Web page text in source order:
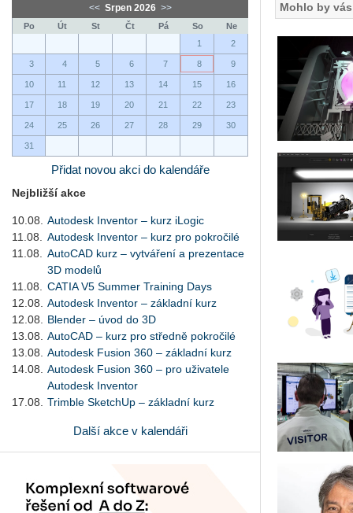
<< Srpen 2026 >>
Po Út St Čt Pá So
Ne
1
2
3 4 5 6 7 8 9
10 11 12 13 14 15 16
17 18 19 20 21 22 23
24 25 26 27 28 29 30
31
Přidat novou akci do kalendáře
Nejbližší akce
10.08.
Autodesk Inventor – kurz iLogic
11.08.
Autodesk Inventor – kurz pro pokročilé
11.08.
AutoCAD kurz – vytváření a prezentace
3D modelů
11.08.
CATIA V5 Summer Training Days
12.08.
Autodesk Inventor – základní kurz
12.08.
Blender – úvod do 3D
13.08.
AutoCAD – kurz pro středně pokročilé
13.08.
Autodesk Fusion 360 – základní kurz
14.08.
Autodesk Fusion 360 – pro uživatele
Autodesk Inventor
17.08.
Trimble SketchUp – základní kurz
Další akce v kalendáři
Mohlo by